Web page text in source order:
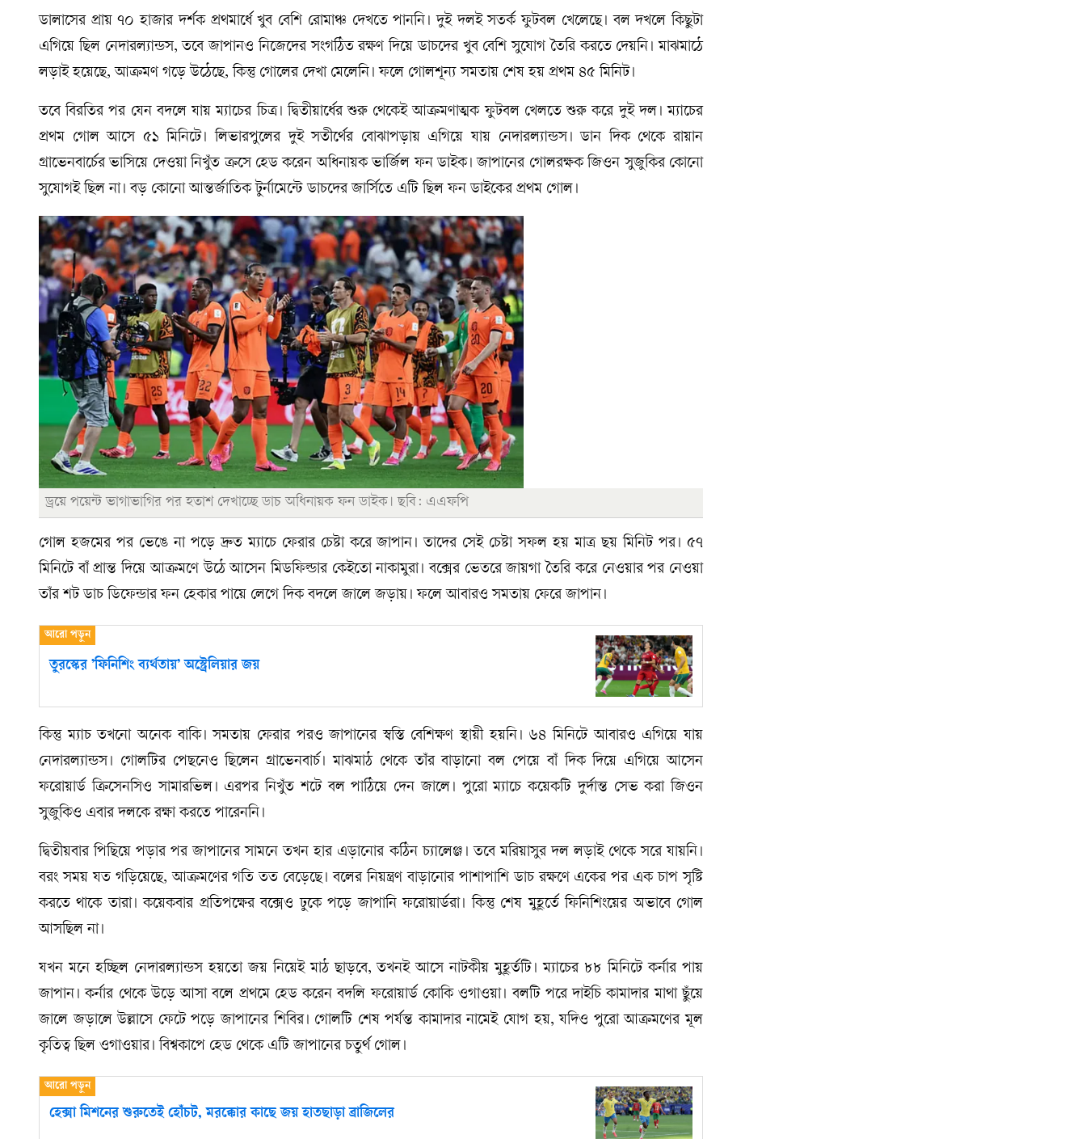
ডালাসের প্রায় ৭০ হাজার দর্শক প্রথমার্ধে খুব বেশি রোমাঞ্চ দেখতে পাননি। দুই দলই সতর্ক ফুটবল খেলেছে। বল দখলে কিছুটা
এগিয়ে ছিল নেদারল্যান্ডস, তবে জাপানও নিজেদের সংগঠিত রক্ষণ দিয়ে ডাচদের খুব বেশি সুযোগ তৈরি করতে দেয়নি। মাঝমাঠে
লড়াই হয়েছে, আক্রমণ গড়ে উঠেছে, কিন্তু গোলের দেখা মেলেনি। ফলে গোলশূন্য সমতায় শেষ হয় প্রথম ৪৫ মিনিট।
তবে বিরতির পর যেন বদলে যায় ম্যাচের চিত্র। দ্বিতীয়ার্ধের শুরু থেকেই আক্রমণাত্মক ফুটবল খেলতে শুরু করে দুই দল। ম্যাচের
প্রথম গোল আসে ৫১ মিনিটে। লিভারপুলের দুই সতীর্থের বোঝাপড়ায় এগিয়ে যায় নেদারল্যান্ডস। ডান দিক থেকে রায়ান
গ্রাভেনবার্চের ভাসিয়ে দেওয়া নিখুঁত ক্রসে হেড করেন অধিনায়ক ভার্জিল ফন ডাইক। জাপানের গোলরক্ষক জিওন সুজুকির কোনো
সুযোগই ছিল না। বড় কোনো আন্তর্জাতিক টুর্নামেন্টে ডাচদের জার্সিতে এটি ছিল ফন ডাইকের প্রথম গোল।
ড্রয়ে পয়েন্ট ভাগাভাগির পর হতাশ দেখাচ্ছে ডাচ অধিনায়ক ফন ডাইক। ছবি: এএফপি
গোল হজমের পর ভেঙে না পড়ে দ্রুত ম্যাচে ফেরার চেষ্টা করে জাপান। তাদের সেই চেষ্টা সফল হয় মাত্র ছয় মিনিট পর। ৫৭
মিনিটে বাঁ প্রান্ত দিয়ে আক্রমণে উঠে আসেন মিডফিল্ডার কেইতো নাকামুরা। বক্সের ভেতরে জায়গা তৈরি করে নেওয়ার পর নেওয়া
তাঁর শট ডাচ ডিফেন্ডার ফন হেকার পায়ে লেগে দিক বদলে জালে জড়ায়। ফলে আবারও সমতায় ফেরে জাপান।
তুরস্কের ’ফিনিশিং ব্যর্থতায়’ অস্ট্রেলিয়ার জয়
কিন্তু ম্যাচ তখনো অনেক বাকি। সমতায় ফেরার পরও জাপানের স্বস্তি বেশিক্ষণ স্থায়ী হয়নি। ৬৪ মিনিটে আবারও এগিয়ে যায়
নেদারল্যান্ডস। গোলটির পেছনেও ছিলেন গ্রাভেনবার্চ। মাঝমাঠ থেকে তাঁর বাড়ানো বল পেয়ে বাঁ দিক দিয়ে এগিয়ে আসেন
ফরোয়ার্ড ক্রিসেনসিও সামারভিল। এরপর নিখুঁত শটে বল পাঠিয়ে দেন জালে। পুরো ম্যাচে কয়েকটি দুর্দান্ত সেভ করা জিওন
সুজুকিও এবার দলকে রক্ষা করতে পারেননি।
দ্বিতীয়বার পিছিয়ে পড়ার পর জাপানের সামনে তখন হার এড়ানোর কঠিন চ্যালেঞ্জ। তবে মরিয়াসুর দল লড়াই থেকে সরে যায়নি।
বরং সময় যত গড়িয়েছে, আক্রমণের গতি তত বেড়েছে। বলের নিয়ন্ত্রণ বাড়ানোর পাশাপাশি ডাচ রক্ষণে একের পর এক চাপ সৃষ্টি
করতে থাকে তারা। কয়েকবার প্রতিপক্ষের বক্সেও ঢুকে পড়ে জাপানি ফরোয়ার্ডরা। কিন্তু শেষ মুহূর্তে ফিনিশিংয়ের অভাবে গোল
আসছিল না।
যখন মনে হচ্ছিল নেদারল্যান্ডস হয়তো জয় নিয়েই মাঠ ছাড়বে, তখনই আসে নাটকীয় মুহূর্তটি। ম্যাচের ৮৮ মিনিটে কর্নার পায়
জাপান। কর্নার থেকে উড়ে আসা বলে প্রথমে হেড করেন বদলি ফরোয়ার্ড কোকি ওগাওয়া। বলটি পরে দাইচি কামাদার মাথা ছুঁয়ে
জালে জড়ালে উল্লাসে ফেটে পড়ে জাপানের শিবির। গোলটি শেষ পর্যন্ত কামাদার নামেই যোগ হয়, যদিও পুরো আক্রমণের মূল
কৃতিত্ব ছিল ওগাওয়ার। বিশ্বকাপে হেড থেকে এটি জাপানের চতুর্থ গোল।
হেক্সা মিশনের শুরুতেই হোঁচট, মরক্কোর কাছে জয় হাতছাড়া ব্রাজিলের